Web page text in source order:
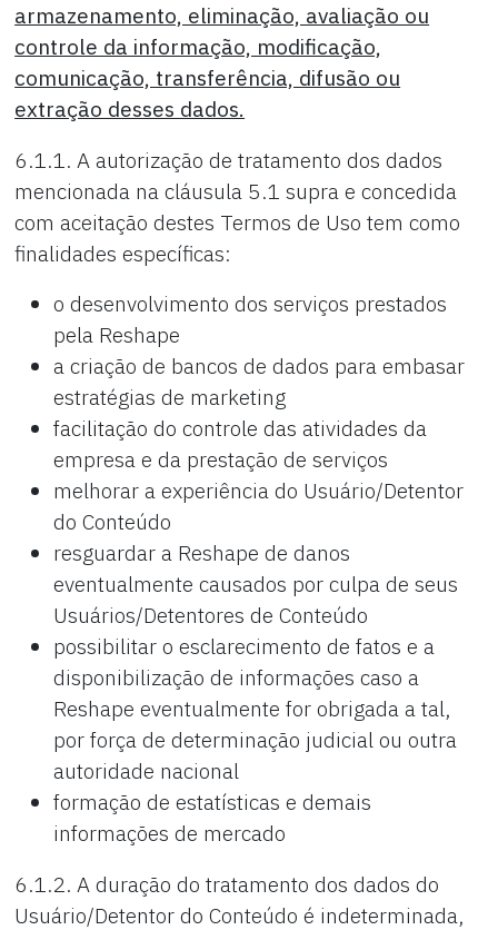
armazenamento, eliminação, avaliação ou
controle da informação, modificação,
comunicação, transferência, difusão ou
extração desses dados.
6.1.1. A autorização de tratamento dos dados
mencionada na cláusula 5.1 supra e concedida
com aceitação destes Termos de Uso tem como
finalidades específicas:
o desenvolvimento dos serviços prestados
pela Reshape
a criação de bancos de dados para embasar
estratégias de marketing
facilitação do controle das atividades da
empresa e da prestação de serviços
melhorar a experiência do Usuário/Detentor
do Conteúdo
resguardar a Reshape de danos
eventualmente causados por culpa de seus
Usuários/Detentores de Conteúdo
possibilitar o esclarecimento de fatos e a
disponibilização de informações caso a
Reshape eventualmente for obrigada a tal,
por força de determinação judicial ou outra
autoridade nacional
formação de estatísticas e demais
informações de mercado
6.1.2. A duração do tratamento dos dados do
Usuário/Detentor do Conteúdo é indeterminada,